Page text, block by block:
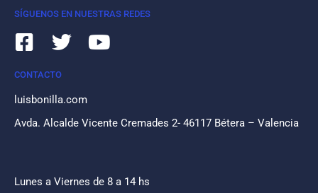
SÍGUENOS EN NUESTRAS REDES
CONTACTO
luisbonilla.com
Avda. Alcalde Vicente Cremades 2- 46117 Bétera – Valencia
Lunes a Viernes de 8 a 14 hs